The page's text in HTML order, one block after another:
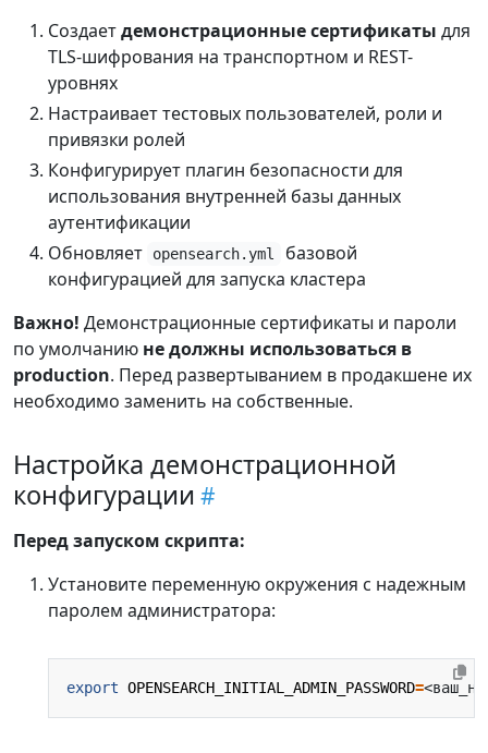
Создаетдемонстрационные сертификаты для
TLS-шифрования на транспортном и REST-
уровнях
Настраивает тестовых пользователей, роли и
привязки ролей
Конфигурирует плагин безопасности для
использования внутренней базы данных
аутентификации
Обновляет
opensearch.yml
базовой
конфигурацией для запуска кластера
Важно! Демонстрационные сертификаты и пароли
по умолчанию не должны использоваться в
production. Перед развертыванием в продакшене их
необходимо заменить на собственные.
Настройка демонстрационной
конфигурации
Перед запуском скрипта:
Установите переменную окружения с надежным
паролем администратора:
export OPENSEARCH_INITIAL_ADMIN_PASSWORD=